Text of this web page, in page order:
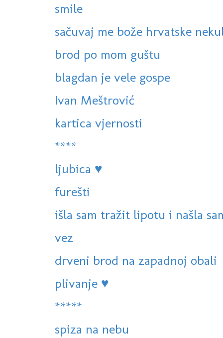
smile
sačuvaj me bože hrvatske
brod po mom guštu
blagdan je vele gospe
Ivan Meštrović
kartica vjernosti
****
ljubica ♥
furešti
išla sam tražit lipotu i našla
vez
drveni brod na zapadnoj obali
plivanje ♥
*****
spiza na nebu